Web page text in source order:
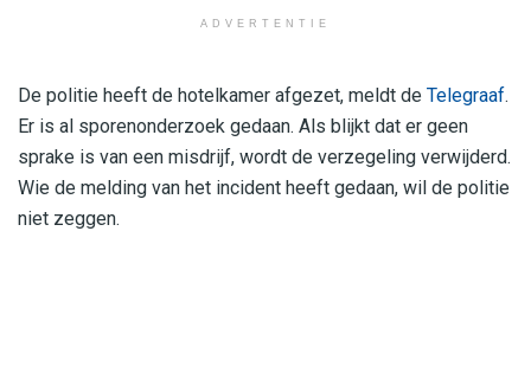
ADVERTENTIE
De politie heeft de hotelkamer afgezet, meldt de Telegraaf.
Er is al sporenonderzoek gedaan. Als blijkt dat er geen
sprake is van een misdrijf, wordt de verzegeling verwijderd.
Wie de melding van het incident heeft gedaan, wil de politie
niet zeggen.